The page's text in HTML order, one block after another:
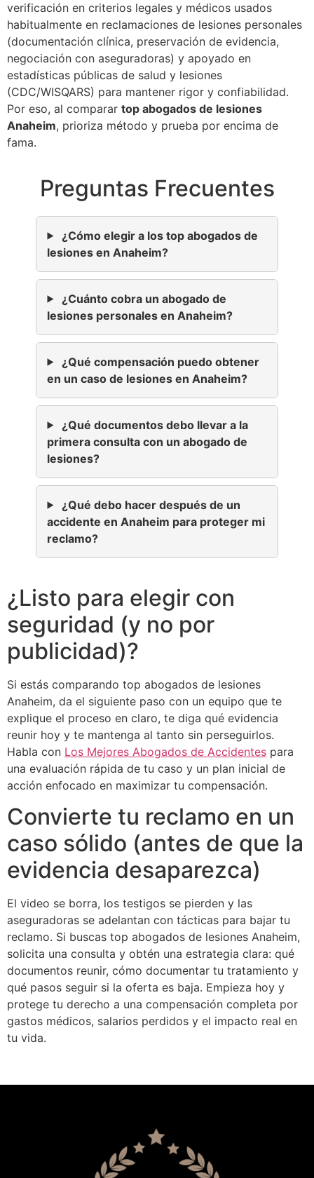
verificación en criterios legales y médicos usados
habitualmente en reclamaciones de lesiones personales
(documentación clínica, preservación de evidencia,
negociación con aseguradoras) y apoyado en
estadísticas públicas de salud y lesiones
(CDC/WISQARS) para mantener rigor y confiabilidad.
Por eso, al comparar top abogados de lesiones
Anaheim, prioriza método y prueba por encima de
fama.
Preguntas Frecuentes
¿Cómo elegir a los top abogados de
lesiones en Anaheim?
¿Cuánto cobra un abogado de
lesiones personales en Anaheim?
¿Qué compensación puedo obtener
en un caso de lesiones en Anaheim?
¿Qué documentos debo llevar a la
primera consulta con un abogado de
lesiones?
¿Qué debo hacer después de un
accidente en Anaheim para proteger mi
reclamo?
¿Listo para elegir con
seguridad (y no por
publicidad)?
Si estás comparando top abogados de lesiones
Anaheim, da el siguiente paso con un equipo que te
explique el proceso en claro, te diga qué evidencia
reunir hoy y te mantenga al tanto sin perseguirlos.
Habla con Los Mejores Abogados de Accidentes para
una evaluación rápida de tu caso y un plan inicial de
acción enfocado en maximizar tu compensación.
Convierte tu reclamo en un
caso sólido (antes de que la
evidencia desaparezca)
El video se borra, los testigos se pierden y las
aseguradoras se adelantan con tácticas para bajar tu
reclamo. Si buscas top abogados de lesiones Anaheim,
solicita una consulta y obtén una estrategia clara: qué
documentos reunir, cómo documentar tu tratamiento y
qué pasos seguir si la oferta es baja. Empieza hoy y
protege tu derecho a una compensación completa por
gastos médicos, salarios perdidos y el impacto real en
tu vida.